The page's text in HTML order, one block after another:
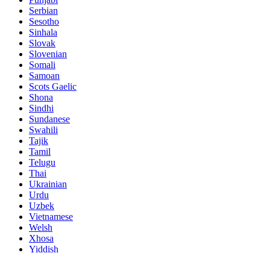
Serbian
Sesotho
Sinhala
Slovak
Slovenian
Somali
Samoan
Scots Gaelic
Shona
Sindhi
Sundanese
Swahili
Tajik
Tamil
Telugu
Thai
Ukrainian
Urdu
Uzbek
Vietnamese
Welsh
Xhosa
Yiddish